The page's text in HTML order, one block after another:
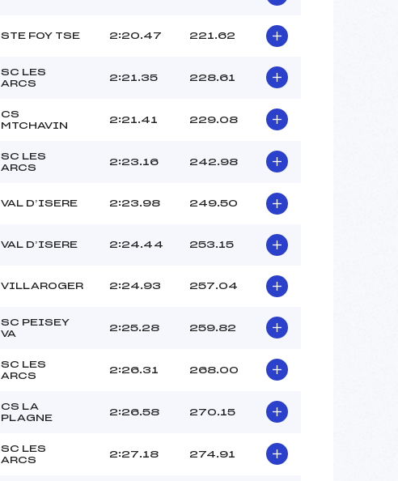
STE FOY TSE 2:20.47 221.62
SC LES
ARCS
2:21.35 228.61
CS
MTCHAVIN
2:21.41 229.08
SC LES
ARCS
2:23.16 242.98
VAL D’ISERE 2:23.98 249.50
VAL D’ISERE 2:24.44 253.15
VILLAROGER 2:24.93 257.04
SC PEISEY
VA
2:25.28 259.82
SC LES
ARCS
2:26.31 268.00
CS LA
PLAGNE
2:26.58 270.15
SC LES
ARCS
2:27.18 274.91